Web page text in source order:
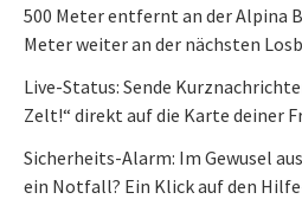
500 Meter entfernt an der Alpina
Meter weiter an der nächsten
Live-Status: Sende
Zelt!“ direkt auf die Karte deiner
Sicherheits-Alarm: Im Gewusel
ein Notfall? Ein Klick auf den